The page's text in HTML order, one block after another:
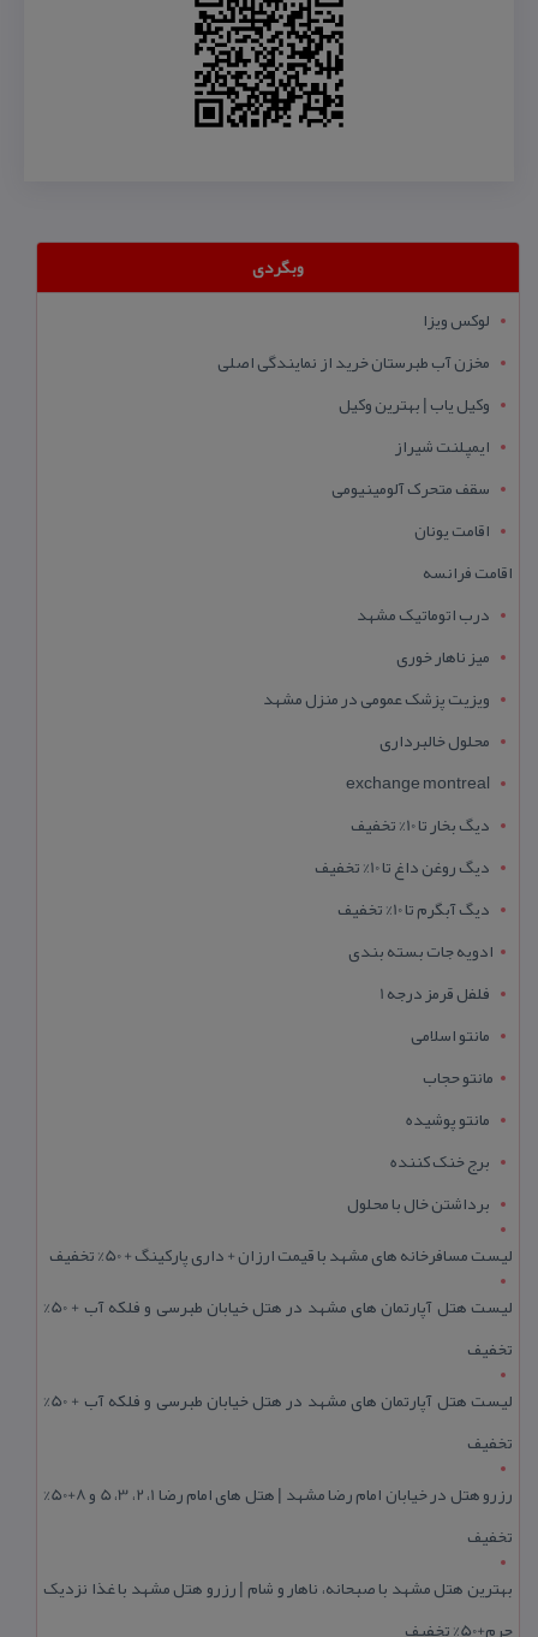
وبگردی
لوکس ویزا
مخزن آب طبرستان خرید از نمایندگی اصلی
وکیل یاب | بهترین وکیل
ایمپلنت شیراز
سقف متحرک آلومینیومی
اقامت یونان
اقامت فرانسه
درب اتوماتیک مشهد
میز ناهار خوری
ویزیت پزشک عمومی در منزل مشهد
محلول خالبرداری
exchange montreal
دیگ بخار تا 10% تخفیف
دیگ روغن داغ تا 10% تخفیف
دیگ آبگرم تا 10% تخفیف
ادویه جات بسته بندی
فلفل قرمز درجه 1
مانتو اسلامی
مانتو حجاب
مانتو پوشیده
برج خنک کننده
برداشتن خال با محلول
لیست مسافرخانه های مشهد با قیمت ارزان + داری پارکینگ + 50% تخفیف
لیست هتل آپارتمان های مشهد در هتل خیابان طبرسی و فلکه آب + 50%
تخفیف
لیست هتل آپارتمان های مشهد در هتل خیابان طبرسی و فلکه آب + 50%
تخفیف
رزرو هتل در خیابان امام رضا مشهد | هتل‌ های امام رضا 1، 2، 3، 5 و 8+50%
تخفیف
بهترین هتل مشهد با صبحانه، ناهار و شام | رزرو هتل مشهد با غذا نزدیک
حرم+50% تخفیف